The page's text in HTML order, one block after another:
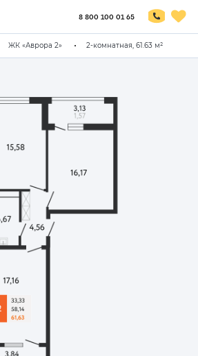
8 800 100 01 65
ЖК «Аврора 2» 2-комнатная, 61.63 м²